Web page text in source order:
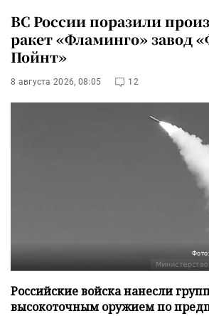
ВС России поразили
ракет «Фламинго» завод
Пойнт»
8 августа 2026, 08:05 12
Российские войска нанесли
высокоточным оружием по